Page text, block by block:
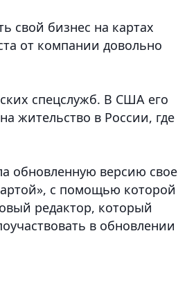
свой бизнес на картах
от компании довольно
спецслужб. В США его
жительство в России, где
обновленную версию
с помощью которой
редактор, который
в обновлении